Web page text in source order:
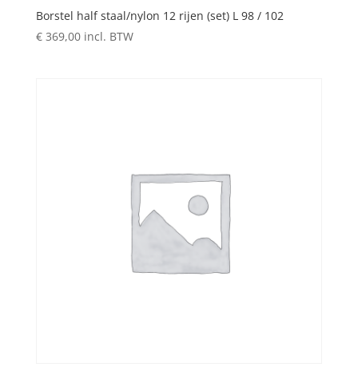
Borstel half staal/nylon 12 rijen (set) L 98 / 102
€369,00 incl. BTW